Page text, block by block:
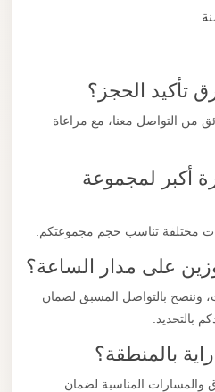
الحجز؟
التواصل معنا، مع مراعاة
لمجموعة
مختلفة تناسب حجم مجموعتكم.
على مدار الساعة؟
بالتواصل المسبق لضمان
بالتحديد.
بالمنطقة؟
والمسارات المناسبة لضمان